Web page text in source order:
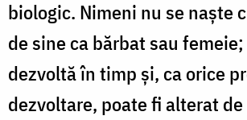
biologic. Nimeni nu se naște
de sine ca bărbat sau
dezvoltă în timp și, ca orice
dezvoltare, poate fi alterat